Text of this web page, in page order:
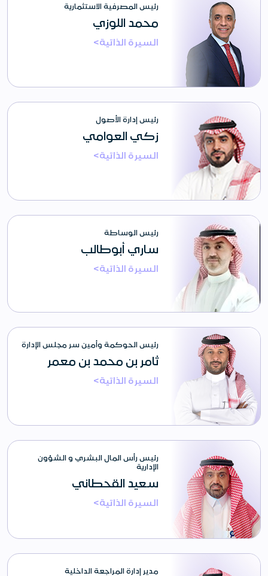
رئيس المصرفية الاستثمارية
محمد اللوزي
السيرة الذاتية>
رئيس إدارة الأصول
زكي العوامي
السيرة الذاتية>
رئيس الوساطة
ساري أبوطالب
السيرة الذاتية>
رئيس الحوكمة وأمين سر مجلس الإدارة
ثامر بن محمد بن معمر
السيرة الذاتية>
رئيس رأس المال البشري و الشؤون
الإدارية
سعيد القحطاني
السيرة الذاتية>
مدير إدارة المراجعة الداخلية